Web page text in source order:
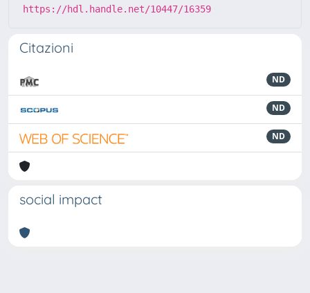
https://hdl.handle.net/10447/16359
Citazioni
ND
ND
ND
social impact